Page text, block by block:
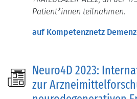
Patient*innen teilnahmen.
auf Kompetenznetz
Neuro4D 2023:
zur